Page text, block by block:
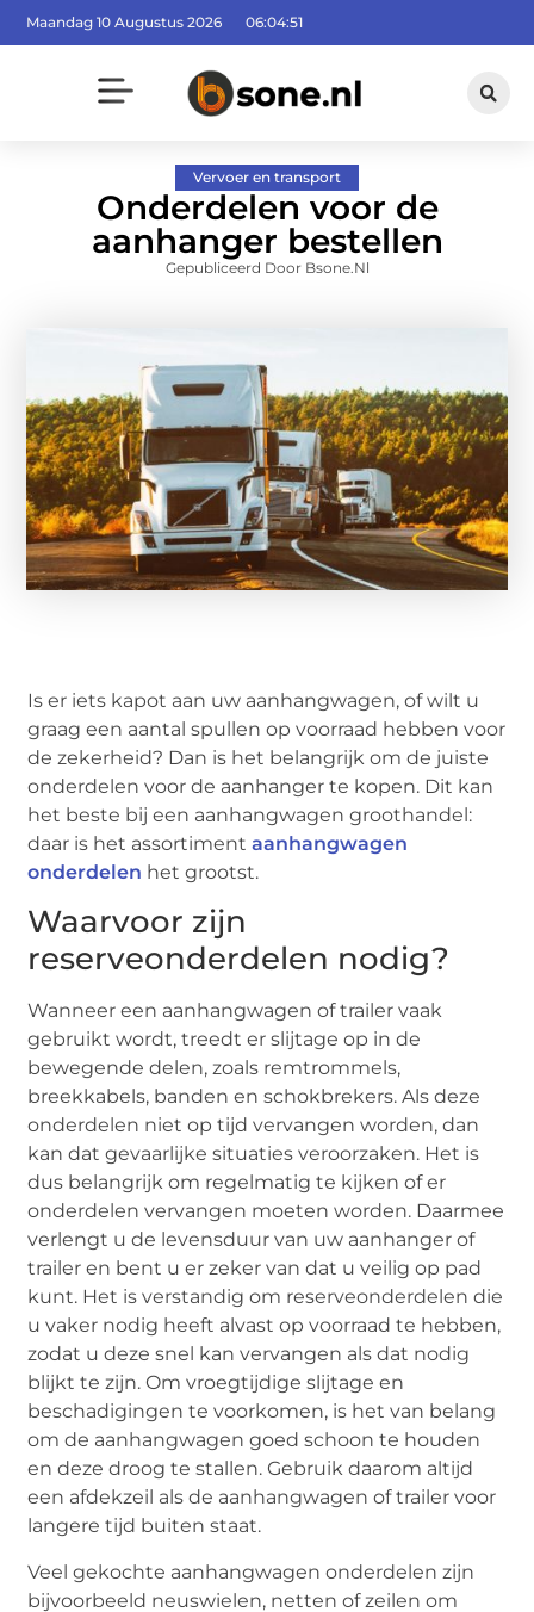
Maandag 10 Augustus 2026 06:04:51
Vervoer en transport
Onderdelen voor de
aanhanger bestellen
Gepubliceerd Door Bsone.nl
Is er iets kapot aan uw aanhangwagen, of wilt u
graag een aantal spullen op voorraad hebben voor
de zekerheid? Dan is het belangrijk om de juiste
onderdelen voor de aanhanger te kopen. Dit kan
het beste bij een aanhangwagen groothandel:
daar is het assortimentaanhangwagen
onderdelen het grootst.
Waarvoor zijn
reserveonderdelen nodig?
Wanneer een aanhangwagen of trailer vaak
gebruikt wordt, treedt er slijtage op in de
bewegende delen, zoals remtrommels,
breekkabels, banden en schokbrekers. Als deze
onderdelen niet op tijd vervangen worden, dan
kan dat gevaarlijke situaties veroorzaken. Het is
dus belangrijk om regelmatig te kijken of er
onderdelen vervangen moeten worden. Daarmee
verlengt u de levensduur van uw aanhanger of
trailer en bent u er zeker van dat u veilig op pad
kunt. Het is verstandig om reserveonderdelen die
u vaker nodig heeft alvast op voorraad te hebben,
zodat u deze snel kan vervangen als dat nodig
blijkt te zijn. Om vroegtijdige slijtage en
beschadigingen te voorkomen, is het van belang
om de aanhangwagen goed schoon te houden
en deze droog te stallen. Gebruik daarom altijd
een afdekzeil als de aanhangwagen of trailer voor
langere tijd buiten staat.
Veel gekochte aanhangwagen onderdelen zijn
bijvoorbeeld neuswielen, netten of zeilen om